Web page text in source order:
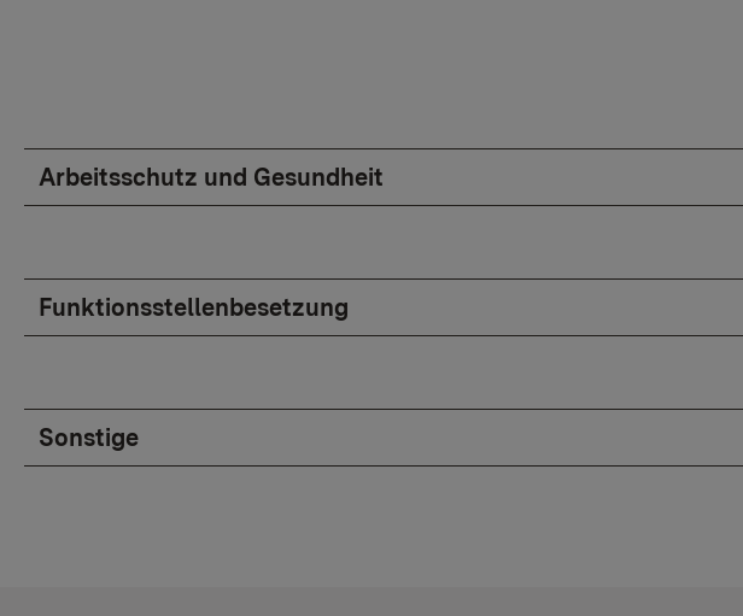
Arbeitsschutz und Gesundheit
Funktionsstellenbesetzung
Sonstige